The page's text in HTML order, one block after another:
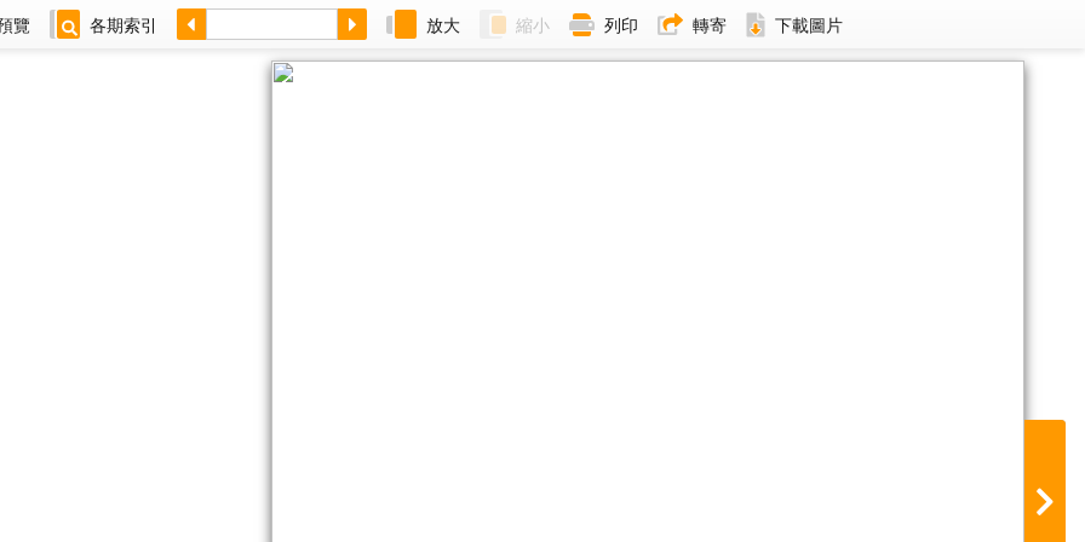
覽 各期索引 放大 縮小 列印 轉寄 下載圖片